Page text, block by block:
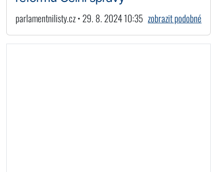
parlamentnilisty.cz • 29. 8. 2024 10:35 zobrazit podobné